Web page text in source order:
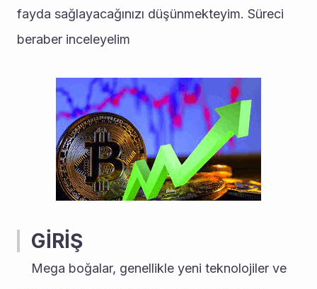
fayda sağlayacağınızı düşünmekteyim. Süreci
beraber inceleyelim
GİRİŞ